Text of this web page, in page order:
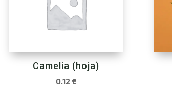
Camelia (hoja)
0.12€